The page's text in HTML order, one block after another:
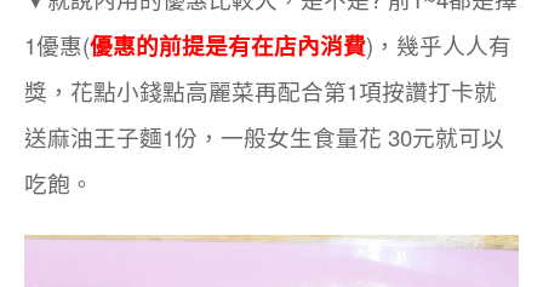
1優惠(優惠的前提是有在店內消費)，幾乎人人有
獎， 花點小錢點高麗菜再配合第1項按讚打卡就
送麻油王子麵1份，一般女生食量花 30元就可以
吃飽。